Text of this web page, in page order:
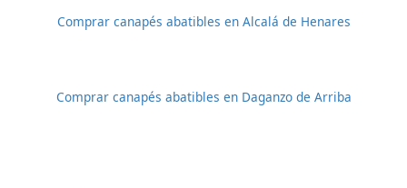
Comprar canapés abatibles en Alcalá de Henares
Comprar canapés abatibles en Daganzo de Arriba